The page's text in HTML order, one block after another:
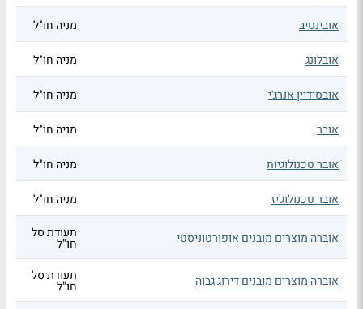
אובינטיב מניה חו"ל
אובלונג מניה חו"ל
אובסידיין אנרג'י מניה חו"ל
אובר מניה חו"ל
אובר טכנולוגיות מניה חו"ל
אובר טכנולוג'יז מניה חו"ל
אוברה מוצרים מובנים אופורטוניסטי תעודת סל
חו"ל
אוברה מוצרים מובנים דירוג גבוה תעודת סל
חו"ל